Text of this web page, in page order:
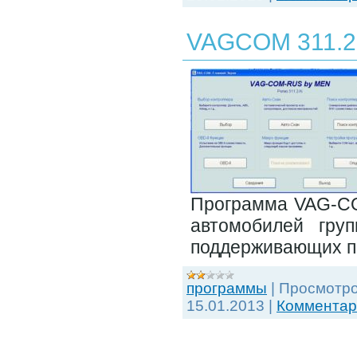
VAGCOM
Программа VAG-
автомобилей
поддерживающих
программы |
15.01.2013 |